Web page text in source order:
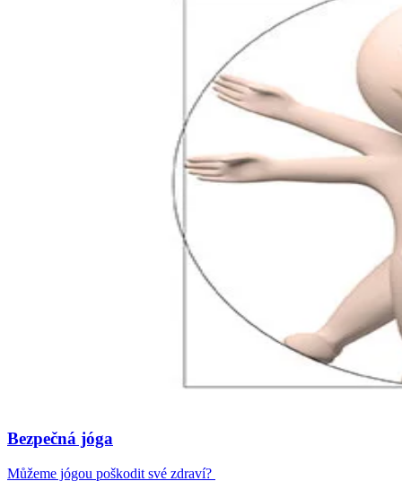
Bezpečná jóga
Můžeme jógou poškodit své zdraví?